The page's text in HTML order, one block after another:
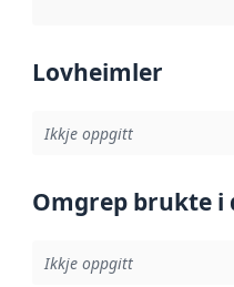
Lovheimler
Ikkje oppgitt
Omgrep brukte i
Ikkje oppgitt